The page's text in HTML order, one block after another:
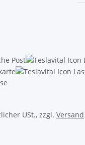
USt., zzgl. Versand